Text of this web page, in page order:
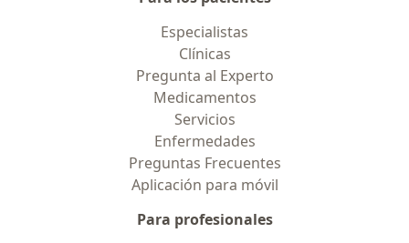
Especialistas
Clínicas
Pregunta al Experto
Medicamentos
Servicios
Enfermedades
Preguntas Frecuentes
Aplicación para móvil
Para profesionales